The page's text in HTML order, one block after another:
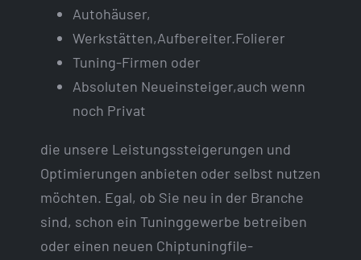
Autohäuser,
Werkstätten,Aufbereiter.Folierer
Tuning-Firmen oder
Absoluten Neueinsteiger,auch wenn
noch Privat
die unsere Leistungssteigerungen und
Optimierungen anbieten oder selbst nutzen
möchten. Egal, ob Sie neu in der Branche
sind, schon ein Tuninggewerbe betreiben
oder einen neuen Chiptuningfile-